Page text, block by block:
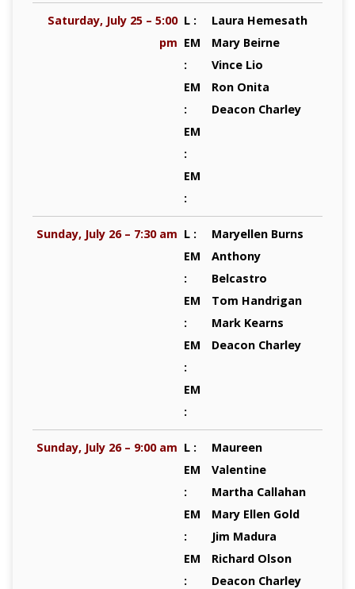
Saturday, July 25 – 5:00
pm
L :
EM
:
EM
:
EM
:
EM
:
Laura Hemesath
Mary Beirne
Vince Lio
Ron Onita
Deacon Charley
Sunday, July 26 – 7:30 am L :
EM
:
EM
:
EM
:
EM
:
Maryellen Burns
Anthony
Belcastro
Tom Handrigan
Mark Kearns
Deacon Charley
Sunday, July 26 – 9:00 am L :
EM
:
EM
:
EM
:
Maureen
Valentine
Martha Callahan
Mary Ellen Gold
Jim Madura
Richard Olson
Deacon Charley